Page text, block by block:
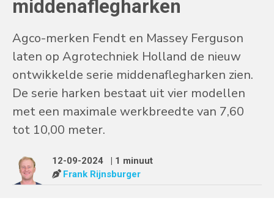
middenaflegharken
Agco-merken Fendt en Massey Ferguson
laten op Agrotechniek Holland de nieuw
ontwikkelde serie middenaflegharken zien.
De serie harken bestaat uit vier modellen
met een maximale werkbreedte van 7,60
tot 10,00 meter.
12-09-2024
| 1 minuut
Frank Rijnsburger